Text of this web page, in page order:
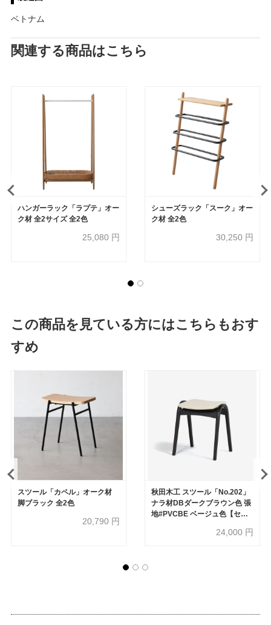
ベトナム
関連する商品はこちら
ハンガーラック「ラプテ」オー
ク材 全2サイズ 全2色
25,080 円
シューズラック「スーク」オー
ク材 全2色
30,250 円
この商品を見ている方にはこちらもおす
すめ
スツール「カペル」オーク材
脚ブラック 全2色
20,790 円
秋田木工 スツール「No.202」
ナラ材DBダークブラウン色 張
地#PVCBE ベージュ色【セー
24,000 円